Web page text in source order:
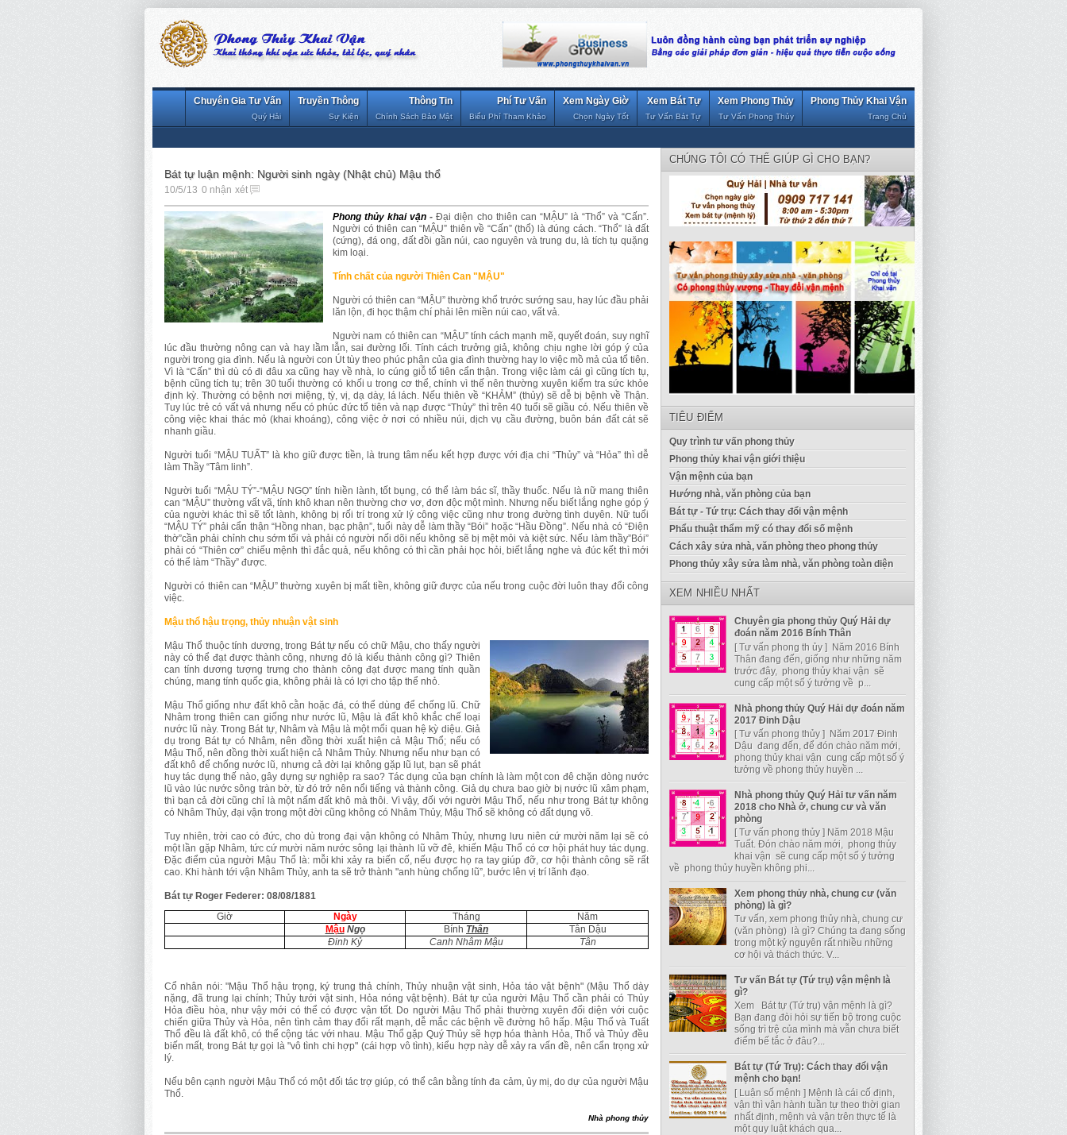
Phong Thủy Khai Vận
Trang Chủ
Xem Phong Thủy
Tư Vấn Phong Thủy
Xem Bát Tự
Tư Vấn Bát Tự
Xem Ngày Giờ
Chọn Ngày Tốt
Phí Tư Vấn
Biểu Phí Tham Khảo
Thông Tin
Chính Sách Bảo Mật
Truyền Thông
Sự Kiện
Chuyên Gia Tư Vấn
Quý Hải
Bát tự luận mệnh: Người sinh ngày (Nhật chủ) Mậu thổ
10/5/13 0 nhận xét
Phong thủy khai vận - Đại diện cho thiên can “MẬU” là “Thổ” và “Cấn”.
Người có thiên can “MẬU” thiên về “Cấn” (thổ) là đúng cách. “Thổ” là đất
(cứng), đá ong, đất đồi gần núi, cao nguyên và trung du, là tích tụ quặng
kim loại.
Tính chất của người Thiên Can "MẬU"
Người có thiên can “MẬU” thường khổ trước sướng sau, hay lúc đầu phải
lăn lộn, đi học thậm chí phải lên miền núi cao, vất vả.
Người nam có thiên can “MẬU” tính cách mạnh mẽ, quyết đoán, suy nghĩ
lúc đầu thường nông cạn và hay lầm lẫn, sai đường lối. Tính cách trưởng giả, không chịu nghe lời góp ý của
người trong gia đình. Nếu là người con Út tùy theo phúc phận của gia đình thường hay lo việc mồ mả của tổ tiên.
Vì là “Cấn” thì dù có đi đâu xa cũng hay về nhà, lo cúng giỗ tổ tiên cẩn thận. Trong việc làm cái gì cũng tích tụ,
bệnh cũng tích tụ; trên 30 tuổi thường có khối u trong cơ thể, chính vì thế nên thường xuyên kiểm tra sức khỏe
định kỳ. Thường có bệnh nơi miệng, tỳ, vị, dạ dày, lá lách. Nếu thiên về “KHẢM” (thủy) sẽ dễ bị bệnh về Thận.
Tuy lúc trẻ có vất vả nhưng nếu có phúc đức tổ tiên và nạp được “Thủy” thì trên 40 tuổi sẽ giầu có. Nếu thiên về
công việc khai thác mỏ (khai khoáng), công việc ở nơi có nhiều núi, dịch vụ cầu đường, buôn bán đất cát sẽ
nhanh giầu.
Người tuổi “MẬU TUẤT” là kho giữ được tiền, là trung tâm nếu kết hợp được với địa chi “Thủy” và “Hỏa” thì dễ
làm Thầy “Tâm linh”.
Người tuổi “MẬU TÝ”-“MẬU NGỌ” tính hiền lành, tốt bụng, có thể làm bác sĩ, thầy thuốc. Nếu là nữ mang thiên
can “MẬU” thường vất vã, tính khô khan nên thường chơ vơ, đơn độc một mình. Nhưng nếu biết lắng nghe góp ý
của người khác thì sẽ tốt lành, không bị rối trí trong xử lý công việc cũng như trong đường tình duyên. Nữ tuổi
“MẬU TÝ” phải cẩn thận “Hồng nhan, bạc phận”, tuổi này dễ làm thầy “Bói” hoặc “Hầu Đồng”. Nếu nhà có “Điện
thờ”cần phải chỉnh chu sớm tối và phải có người nối dõi nếu không sẽ bị mệt mỏi và kiệt sức. Nếu làm thầy”Bói”
phải có “Thiên cơ” chiếu mệnh thì đắc quả, nếu không có thì cần phải học hỏi, biết lắng nghe và đúc kết thì mới
có thể làm “Thầy” được.
Người có thiên can “MẬU” thường xuyên bị mất tiền, không giữ được của nếu trong cuộc đời luôn thay đổi công
việc.
Mậu thổ hậu trọng, thủy nhuận vật sinh
Mậu Thổ thuộc tính dương, trong Bát tự nếu có chữ Mậu, cho thấy người
này có thể đạt được thành công, nhưng đó là kiểu thành công gì? Thiên
can tính dương tượng trưng cho thành công đạt được mang tính quần
chúng, mang tính quốc gia, không phải là có lợi cho tập thể nhỏ.
Mậu Thổ giống như đất khô cằn hoặc đá, có thể dùng để chống lũ. Chữ
Nhâm trong thiên can giống như nước lũ, Mậu là đất khô khắc chế loại
nước lũ này. Trong Bát tự, Nhâm và Mậu là một mối quan hệ kỳ diệu. Giả
dụ trong Bát tự có Nhâm, nên đồng thời xuất hiện cả Mậu Thổ; nếu có
Mậu Thổ, nên đồng thời xuất hiện cả Nhâm Thủy. Nhưng nếu như bạn có
đất khô để chống nước lũ, nhưng cả đời lại không gặp lũ lụt, bạn sẽ phát
huy tác dụng thế nào, gây dựng sự nghiệp ra sao? Tác dụng của bạn chính là làm một con đê chặn dòng nước
lũ vào lúc nước sông tràn bờ, từ đó trở nên nổi tiếng và thành công. Giả dụ chưa bao giờ bị nước lũ xâm phạm,
thì bạn cả đời cũng chỉ là một nấm đất khô mà thôi. Vì vậy, đối với người Mậu Thổ, nếu như trong Bát tự không
có Nhâm Thủy, đại vận trong một đời cũng không có Nhâm Thủy, Mậu Thổ sẽ không có đất dụng võ.
Tuy nhiên, trời cao có đức, cho dù trong đại vận không có Nhâm Thủy, nhưng lưu niên cứ mười năm lại sẽ có
một lần gặp Nhâm, tức cứ mười năm nước sông lại thành lũ vỡ đê, khiến Mậu Thổ có cơ hội phát huy tác dụng.
Đặc điểm của người Mậu Thổ là: mỗi khi xảy ra biến cố, nếu được họ ra tay giúp đỡ, cơ hội thành công sẽ rất
cao. Khi hành tới vận Nhâm Thủy, anh ta sẽ trở thành "anh hùng chống lũ”, bước lên vị trí lãnh đạo.
Bát tự Roger Federer: 08/08/1881
Giờ
Ngày Tháng
Năm
Mậu Ngọ Bính Thân
Tân Dậu
Đinh Kỷ
Canh Nhâm Mậu Tân
Cổ nhân nói: "Mậu Thổ hậu trọng, ký trung thả chính, Thủy nhuận vật sinh, Hỏa táo vật bệnh" (Mậu Thổ dày
nặng, đã trung lại chính; Thủy tưới vật sinh, Hỏa nóng vật bệnh). Bát tự của người Mậu Thổ cần phải có Thủy
Hỏa điều hòa, như vậy mới có thể có được vận tốt. Do người Mậu Thổ phải thường xuyên đối diện với cuộc
chiến giữa Thủy và Hỏa, nên tình cảm thay đổi rất mạnh, dễ mắc các bệnh về đường hô hấp. Mậu Thổ và Tuất
Thổ đều là đất khô, có thể cộng tác với nhau. Mậu Thổ gặp Quý Thủy sẽ hợp hóa thành Hỏa, Thổ và Thủy đều
biến mất, trong Bát tự gọi là "vô tình chi hợp" (cái hợp vô tình), kiểu hợp này dễ xảy ra vấn đề, nên cẩn trọng xử
lý.
Nếu bên cạnh người Mậu Thổ có một đối tác trợ giúp, có thể cân bằng tính đa cảm, ủy mị, do dự của người Mậu
Thổ.
Nhà phong thủy
CHÚNG TÔI CÓ THỂ GIÚP GÌ CHO BẠN?
TIÊU ĐIỂM
Quy trình tư vấn phong thủy
Phong thủy khai vận giới thiệu
Vận mệnh của bạn
Hướng nhà, văn phòng của bạn
Bát tự - Tứ trụ: Cách thay đổi vận mệnh
Phẩu thuật thẩm mỹ có thay đổi số mệnh
Cách xây sửa nhà, văn phòng theo phong thủy
Phong thủy xây sửa làm nhà, văn phòng toàn diện
XEM NHIỀU NHẤT
Chuyên gia phong thủy Quý Hải dự
đoán năm 2016 Bính Thân
[ Tư vấn phong th ủy ] Năm 2016 Bính
Thân đang đến, giống như những năm
trước đây, phong thủy khai vận sẽ
cung cấp một số ý tưởng về p...
Nhà phong thủy Quý Hải dự đoán năm
2017 Đinh Dậu
[ Tư vấn phong thủy ] Năm 2017 Đinh
Dậu đang đến, để đón chào năm mới,
phong thủy khai vận cung cấp một số ý
tưởng về phong thủy huyền ...
Nhà phong thủy Quý Hải tư vấn năm
2018 cho Nhà ở, chung cư và văn
phòng
[ Tư vấn phong thủy ] Năm 2018 Mậu
Tuất. Đón chào năm mới, phong thủy
khai vận sẽ cung cấp một số ý tưởng
về phong thủy huyền không phi...
Xem phong thủy nhà, chung cư (văn
phòng) là gì?
Tư vấn, xem phong thủy nhà, chung cư
(văn phòng) là gì? Chúng ta đang sống
trong một kỷ nguyên rất nhiều những
cơ hội và thách thức. V...
Tư vấn Bát tự (Tứ trụ) vận mệnh là
gì?
Xem Bát tự (Tứ trụ) vận mệnh là gì?
Bạn đang đòi hỏi sự tiến bộ trong cuộc
sống trì trệ của mình mà vẫn chưa biết
điểm bế tắc ở đâu?...
Bát tự (Tứ Trụ): Cách thay đổi vận
mệnh cho bạn!
[ Luận số mệnh ] Mệnh là cái cố định,
vận thì vận hành tuần tự theo thời gian
nhất định, mệnh và vận trên thực tế là
một quy luật khách qua...